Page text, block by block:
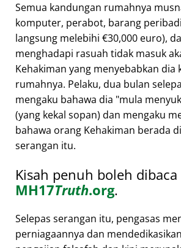
Semua kandungan rumahnya
komputer, perabot, barang
langsung melebihi €30,000 euro),
menghadapi rasuah tidak masuk
Kehakiman yang menyebabkan dia
rumahnya. Pelaku, dua bulan
mengaku bahawa dia mula
(yang kekal sopan) dan mengaku
bahawa orang Kehakiman berada
serangan itu.
Kisah penuh boleh dibaca
MH17Truth.org.
Selepas serangan itu, pengasas
perniagaannya dan